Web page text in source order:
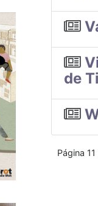
de
Página 11